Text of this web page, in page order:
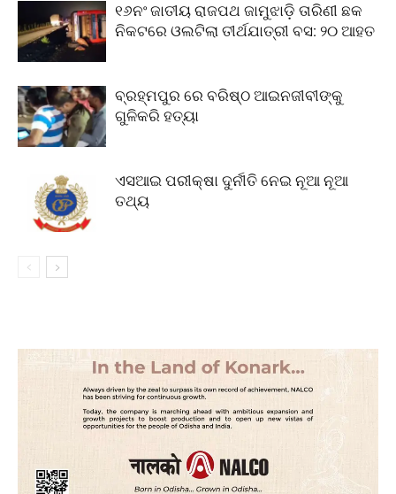
୧୬ନଂ ଜାତୀୟ ରାଜପଥ ଜାମୁଝାଡ଼ି ତାରିଣୀ ଛକ
ନିକଟରେ ଓଲଟିଲା ତୀର୍ଥଯାତ୍ରୀ ବସ: ୨୦ ଆହତ
ବ୍ରହ୍ମପୁର ରେ ବରିଷ୍ଠ ଆଇନଜୀବୀଙ୍କୁ
ଗୁଳିକରି ହତ୍ୟା
ଏସଆଇ ପରୀକ୍ଷା ଦୁର୍ନୀତି ନେଇ ନୂଆ ନୂଆ
ତଥ୍ୟ